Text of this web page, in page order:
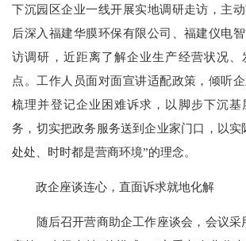
下沉园区企业一线开展实地调研走访，主
后深入福建华膜环保有限公司、福建仪电
访调研，近距离了解企业生产经营状况、
点。工作人员面对面宣讲适配政策，倾听
梳理并登记企业困难诉求，以脚步下沉基
务，切实把政务服务送到企业家门口，以实
处处、时时都是营商环境”的理念。
政企座谈连心，直面诉求就地化解
随后召开营商助企工作座谈会，会议采